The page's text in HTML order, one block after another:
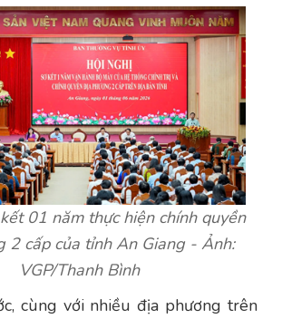
01 năm thực hiện chính quyền
2 cấp của tỉnh An Giang - Ảnh:
VGP/Thanh Bình
cùng với nhiều địa phương trên